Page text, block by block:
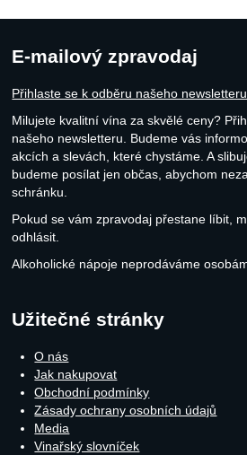
E-mailový zpravodaj
Přihlaste se k odběru našeho newsletteru
Milujete kvalitní vína za skvělé ceny?
našeho newsletteru. Budeme vás
akcích a slevách, které chystáme. A
budeme posílat jen občas, abychom
schránku.
Pokud se vám zpravodaj přestane líbit,
odhlásit.
Alkoholické nápoje neprodáváme
Užitečné stránky
O nás
Jak nakupovat
Obchodní podmínky
Zásady ochrany osobních údajů
Media
Vinařský slovníček